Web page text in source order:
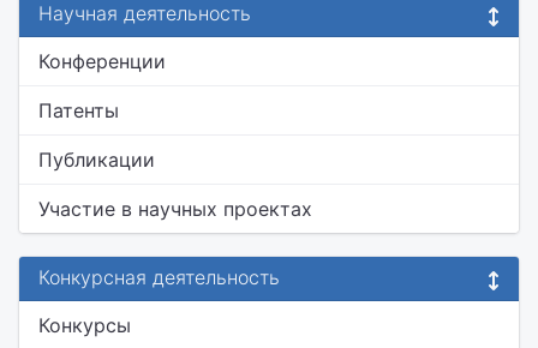
Научная деятельность
Конференции
Патенты
Публикации
Участие в научных проектах
Конкурсная деятельность
Конкурсы